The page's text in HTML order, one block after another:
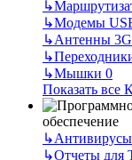
↳
↳Модемы
↳Антенны
↳
↳Мышки 0
Показать все
обеспечение
↳Антивирусы
↳Отчеты для